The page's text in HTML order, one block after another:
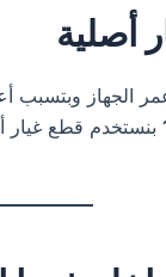
أصلية
عمر الجهاز